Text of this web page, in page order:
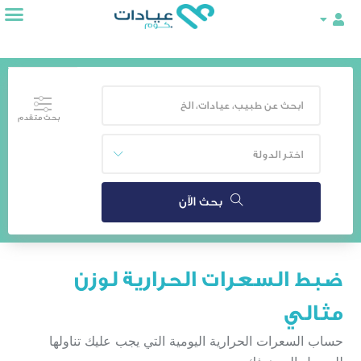
الحرارية لوزن
الحرارية اليومية التي يجب عليك تناولها